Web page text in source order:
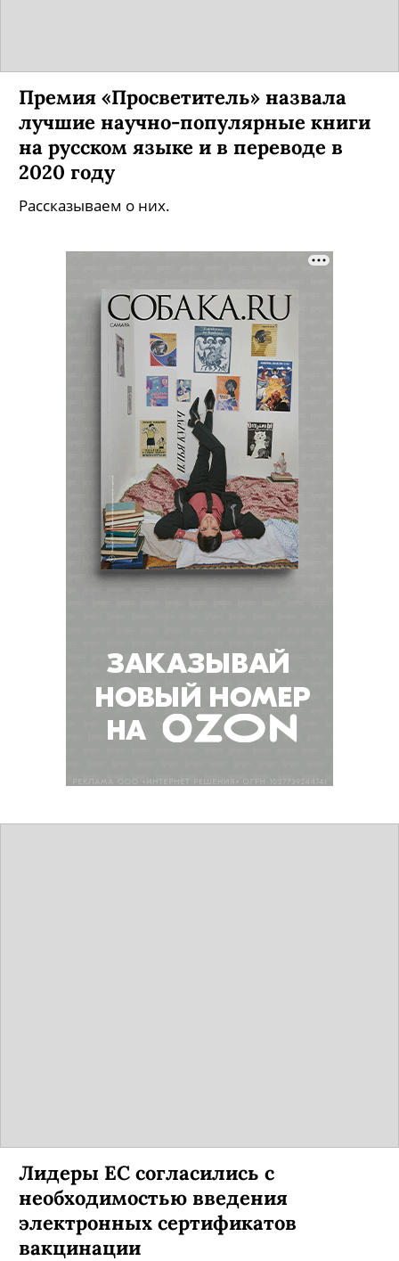
Премия «Просветитель» назвала
лучшие научно-популярные книги
на русском языке и в переводе в
2020 году
Рассказываем о них.
Лидеры ЕС согласились с
необходимостью введения
электронных сертификатов
вакцинации